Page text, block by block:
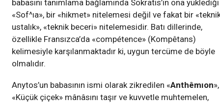
babasını tanımlama bağlamında Sokratis’in ona yüklediği
«Sof^ıa», bir «hikmet» nitelemesi değil ve fakat bir
ustalık», «teknik beceri» nitelemesidir. Batı dillerinde,
özellikle Fransızca’da «compétence» (Kompêtans)
kelimesiyle karşılanmaktadır ki, uygun tercüme de böyle
olmalıdır.
Anytos’un babasının ismi olarak zikredilen «Anthêmıon»,
«Küçük çiçek» mânâsını taşır ve kuvvetle muhtemelen,